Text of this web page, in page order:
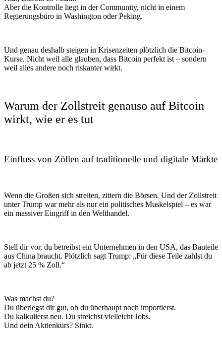
Aber die Kontrolle liegt in der Community, nicht in einem
Regierungsbüro in Washington oder Peking.
Und genau deshalb steigen in Krisenzeiten plötzlich die Bitcoin-
Kurse. Nicht weil alle glauben, dass Bitcoin perfekt ist – sondern
weil alles andere noch riskanter wirkt.
Warum der Zollstreit genauso auf Bitcoin
wirkt, wie er es tut
Einfluss von Zöllen auf traditionelle und digitale Märkte
Wenn die Großen sich streiten, zittern die Börsen. Und der Zollstreit
unter Trump war mehr als nur ein politisches Muskelspiel – es war
ein massiver Eingriff in den Welthandel.
Stell dir vor, du betreibst ein Unternehmen in den USA, das Bauteile
aus China braucht. Plötzlich sagt Trump: „Für diese Teile zahlst du
ab jetzt 25 % Zoll.“
Was machst du?
Du überlegst dir gut, ob du überhaupt noch importierst.
Du kalkulierst neu. Du streichst vielleicht Jobs.
Und dein Aktienkurs? Sinkt.